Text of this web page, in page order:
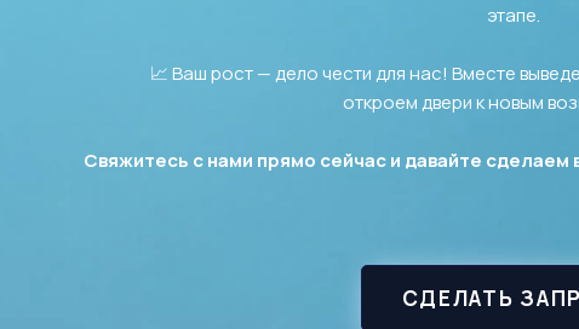
этапе.
📈 Ваш рост — дело чести для нас! Вместе
откроем двери к новым
Свяжитесь с нами прямо сейчас и давайте сделаем
СДЕЛАТЬ